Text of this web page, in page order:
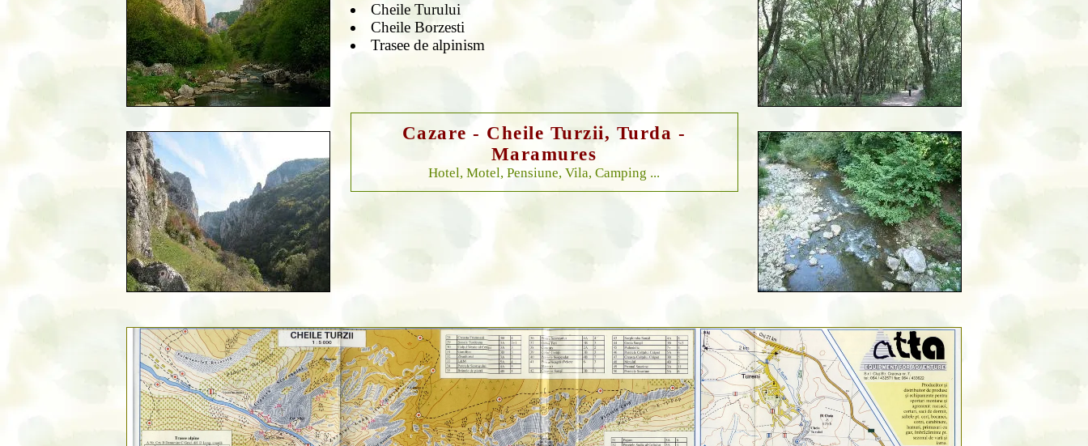
Cheile Turului
Cheile Borzesti
Trasee de alpinism
Cazare - Cheile Turzii, Turda -
Maramures
Hotel, Motel, Pensiune, Vila, Camping ...